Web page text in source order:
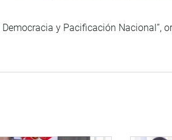
y Pacificación